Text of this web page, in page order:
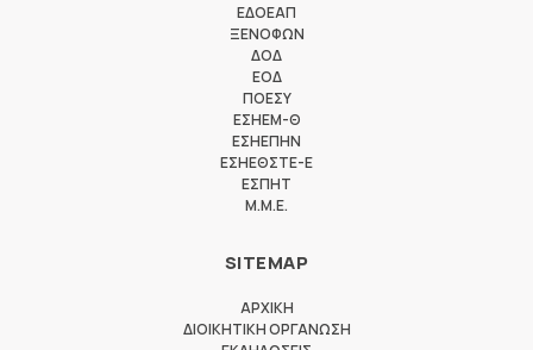
ΕΔΟΕΑΠ
ΞΕΝΟΦΩΝ
ΔΟΔ
ΕΟΔ
ΠΟΕΣΥ
ΕΣΗΕΜ-Θ
ΕΣΗΕΠΗΝ
ΕΣΗΕΘΣΤΕ-Ε
ΕΣΠΗΤ
M.M.E.
SITEMAP
ΑΡΧΙΚΗ
ΔΙΟΙΚΗΤΙΚΗ ΟΡΓΑΝΩΣΗ